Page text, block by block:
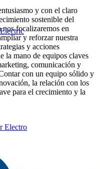
Electro
y con el claro
sostenible del
nos focalizaremos en
y reforzar nuestra
y acciones
la mano de equipos claves
comunicación y
con un equipo sólido y
la relación con los
para el crecimiento y la